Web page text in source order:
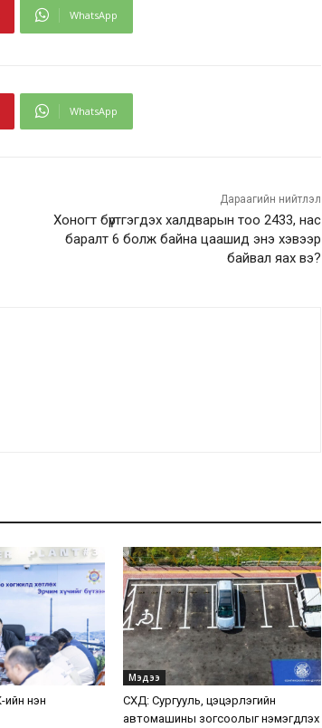
WhatsApp
WhatsApp
Дараагийн нийтлэл
Хоногт бүртгэгдэх халдварын тоо 2433, нас
баралт 6 болж байна цаашид энэ хэвээр
байвал яах вэ?
ийн нэн
Мэдээ
СХД: Сургууль, цэцэрлэгийн
автомашины зогсоолыг нэмэгдүүлэх